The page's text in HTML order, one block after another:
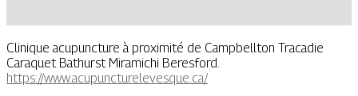
Clinique acupuncture à proximité de Campbellton Tracadie
Caraquet Bathurst Miramichi Beresford.
https://www.acupuncturelevesque.ca/